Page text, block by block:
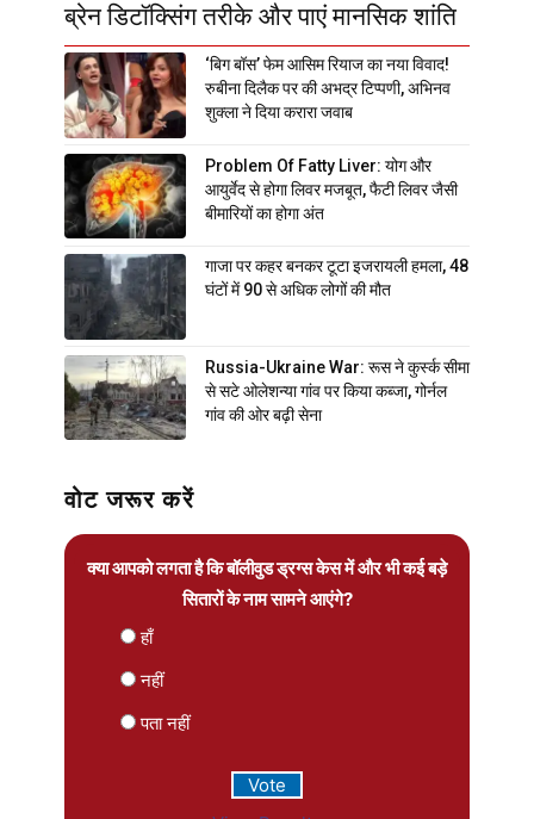
ब्रेन डिटॉक्सिंग तरीके और पाएं मानसिक शांति
‘बिग बॉस’ फेम आसिम रियाज का नया विवाद!
रुबीना दिलैक पर की अभद्र टिप्पणी, अभिनव
शुक्ला ने दिया करारा जवाब
Problem Of Fatty Liver: योग और
आयुर्वेद से होगा लिवर मजबूत, फैटी लिवर जैसी
बीमारियों का होगा अंत
गाजा पर कहर बनकर टूटा इजरायली हमला, 48
घंटों में 90 से अधिक लोगों की मौत
Russia-Ukraine War: रूस ने कुर्स्क सीमा
से सटे ओलेशन्या गांव पर किया कब्जा, गोर्नल
गांव की ओर बढ़ी सेना
वोट जरूर करें
क्या आपको लगता है कि बॉलीवुड ड्रग्स केस में और भी कई बड़े
सितारों के नाम सामने आएंगे?
हाँ
नहीं
पता नहीं